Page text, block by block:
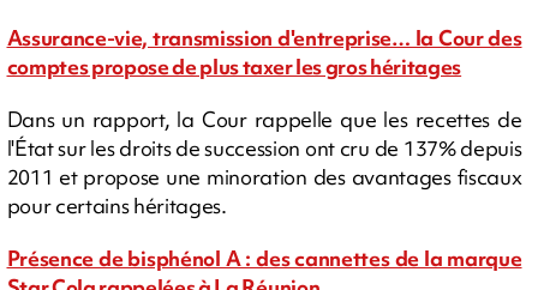
Assurance-vie, transmission d'entreprise… la Cour des
comptes propose de plus taxer les gros héritages
Dans un rapport, la Cour rappelle que les recettes de
l'État sur les droits de succession ont cru de 137% depuis
2011 et propose une minoration des avantages fiscaux
pour certains héritages.
Présence de bisphénol A : des cannettes de la marque